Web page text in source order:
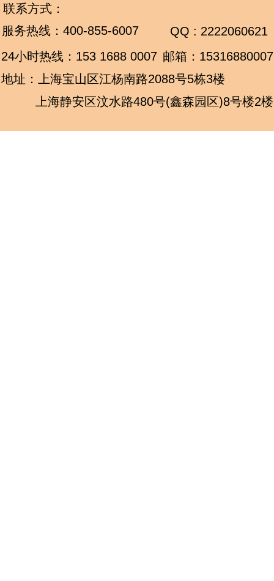
邮箱：
服务热线： 400-855-6007
24小时热线： 153 1688 0007
QQ : 2222060621
上海静安区汶水路480号(鑫森园区)8号楼2楼
地址：上海宝山区江杨南路2088号5栋3楼
联系方式：